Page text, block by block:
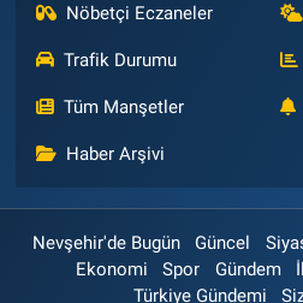
Nöbetçi Eczaneler
Trafik Durumu
Tüm Manşetler
Haber Arşivi
Nevşehir'de Bugün Güncel
Ekonomi
Spor Gündem
Türkiye Gündemi